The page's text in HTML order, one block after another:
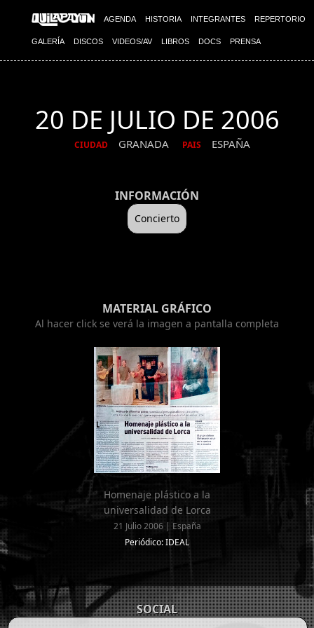
AGENDA HISTORIA INTEGRANTES REPERTORIO
GALERÍA DISCOS VIDEOS/AV LIBROS DOCS PRENSA
20 DE JULIO DE 2006
CIUDAD GRANADA PAIS ESPAÑA
INFORMACIÓN
Concierto
MATERIAL GRÁFICO
Al hacer click se verá la imagen a pantalla completa
Homenaje plástico a la
universalidad de Lorca
21 Julio 2006 | España
Periódico: IDEAL
SOCIAL